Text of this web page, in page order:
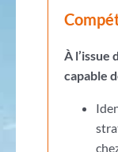
À l’issue
capable